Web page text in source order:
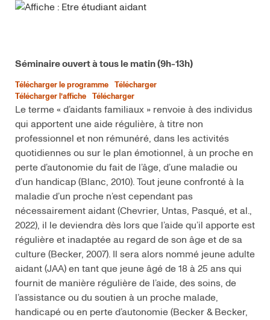
Séminaire ouvert à tous le matin (9h-13h)
Télécharger le programme
Télécharger
Télécharger l’affiche
Télécharger
Le terme « d’aidants familiaux » renvoie à des individus
qui apportent une aide régulière, à titre non
professionnel et non rémunéré, dans les activités
quotidiennes ou sur le plan émotionnel, à un proche en
perte d’autonomie du fait de l’âge, d’une maladie ou
d’un handicap (Blanc, 2010). Tout jeune confronté à la
maladie d’un proche n’est cependant pas
nécessairement aidant (Chevrier, Untas, Pasqué, et al.,
2022), il le deviendra dès lors que l’aide qu’il apporte est
régulière et inadaptée au regard de son âge et de sa
culture (Becker, 2007). Il sera alors nommé jeune adulte
aidant (JAA) en tant que jeune âgé de 18 à 25 ans qui
fournit de manière régulière de l’aide, des soins, de
l’assistance ou du soutien à un proche malade,
handicapé ou en perte d’autonomie (Becker & Becker,